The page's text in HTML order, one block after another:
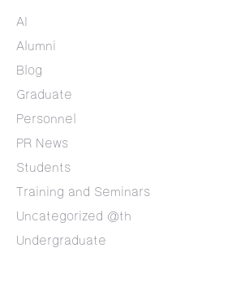
AI
Alumni
Blog
Graduate
Personnel
PR News
Students
Training and Seminars
Uncategorized @th
Undergraduate